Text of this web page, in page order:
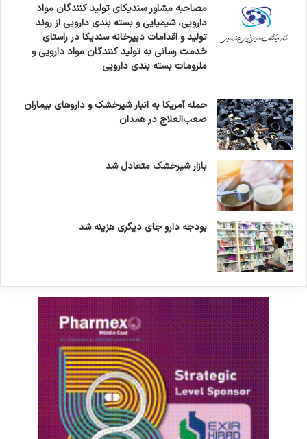
مصاحبه مشاور سندیکای تولید کنندگان مواد
دارویی، شیمیایی و بسته بندی دارویی از روند
تولید و اقدامات دبیرخانه سندیکا در راستای
خدمت رسانی به تولید کنندگان مواد دارویی و
ملزومات بسته بندی دارویی
حمله آمریکا به انبار شیرخشک و داروهای بیماران
صعب‌العلاج در همدان
بازار شیرخشک متعادل شد
بودجه دارو جای دیگری هزینه شد